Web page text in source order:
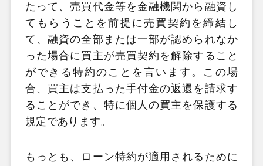
たって、売買代金等を金融機関から融資し
てもらうことを前提に売買契約を締結し
て、融資の全部または一部が認められなか
った場合に買主が売買契約を解除すること
ができる特約のことを言います。この場
合、買主は支払った手付金の返還を請求す
ることができ、特に個人の買主を保護する
規定であります。
もっとも、ローン特約が適用されるために